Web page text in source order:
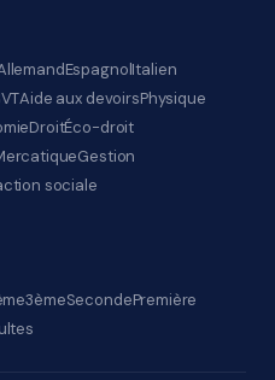
EspagnolItalien
Aide aux devoirsPhysique
DroitÉco-droit
Gestion
sociale
3èmeSecondePremière